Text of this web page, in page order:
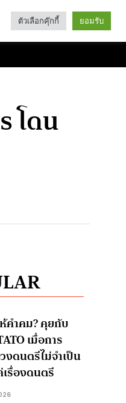
Categories
โดน
คำคม? คุยกับ
เมื่อการ
งดนตรีไม่จำเป็น
รื่องดนตรี
ตัวเลือกคุ๊กกี้ ยอมรับ